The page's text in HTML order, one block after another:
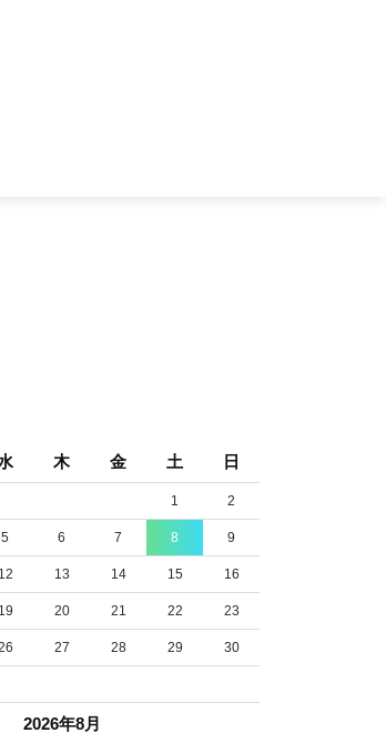
2026年8月
木 金 土 日
1 2
5 6 7 8 9
12 13 14 15 16
19 20 21 22 23
27 28 29 30